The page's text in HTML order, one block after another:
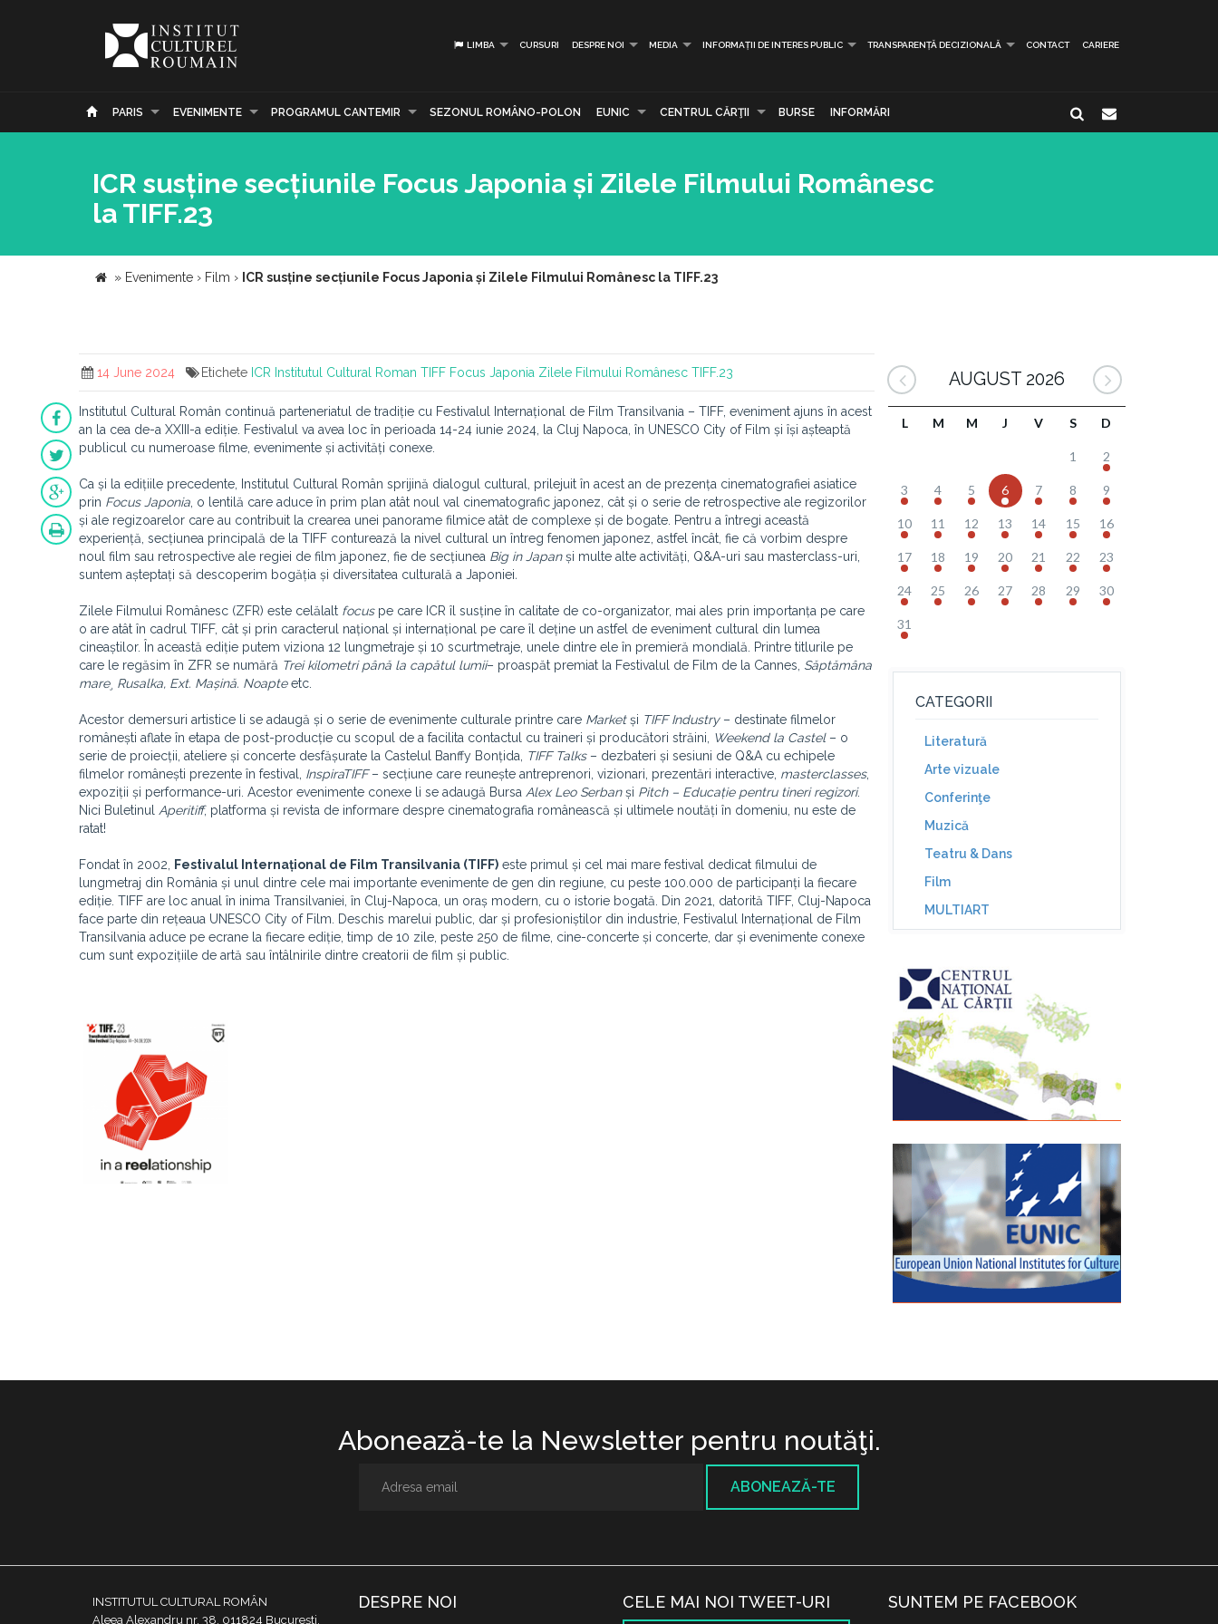
LIMBA CURSURI DESPRE NOI MEDIA INFORMAȚII DE INTERES PUBLIC TRANSPARENȚĂ DECIZIONALĂ CONTACT CARIERE
PARIS EVENIMENTE PROGRAMUL CANTEMIR SEZONUL ROMÂNO-POLON EUNIC CENTRUL CĂRŢII BURSE INFORMĂRI
ICR susține secțiunile Focus Japonia și Zilele Filmului Românesc
la TIFF.23
» Evenimente › Film › ICR susține secțiunile Focus Japonia și Zilele Filmului Românesc la TIFF.23
14 June 2024 Etichete ICR Institutul Cultural Roman TIFF Focus Japonia Zilele Filmului Românesc TIFF.23
Institutul Cultural Român continuă parteneriatul de tradiție cu Festivalul Internațional de Film Transilvania – TIFF, eveniment ajuns în acest
an la cea de-a XXIII-a ediție. Festivalul va avea loc în perioada 14-24 iunie 2024, la Cluj Napoca, în UNESCO City of Film și își așteaptă
publicul cu numeroase filme, evenimente și activități conexe.
Ca și la edițiile precedente, Institutul Cultural Român sprijină dialogul cultural, prilejuit în acest an de prezența cinematografiei asiatice
prin Focus Japonia , o lentilă care aduce în prim plan atât noul val cinematografic japonez, cât și o serie de retrospective ale regizorilor
și ale regizoarelor care au contribuit la crearea unei panorame filmice atât de complexe și de bogate. Pentru a întregi această
experiență, secțiunea principală de la TIFF conturează la nivel cultural un întreg fenomen japonez, astfel încât, fie că vorbim despre
noul film sau retrospective ale regiei de film japonez, fie de secțiunea Big in Japanși multe alte activități, Q&A-uri sau masterclass-uri,
suntem așteptați să descoperim bogăția și diversitatea culturală a Japoniei.
Zilele Filmului Românesc (ZFR) este celălalt focuspe care ICR îl susține în calitate de co-organizator, mai ales prin importanța pe care
o are atât în cadrul TIFF, cât și prin caracterul național și internațional pe care îl deține un astfel de eveniment cultural din lumea
cineaștilor. În această ediție putem viziona 12 lungmetraje și 10 scurtmetraje, unele dintre ele în premieră mondială. Printre titlurile pe
care le regăsim în ZFR se numără Trei kilometri până la capătul lumii– proaspăt premiat la Festivalul de Film de la Cannes, Săptămâna
mare¸ Rusalka, Ext. Mașină. Noapteetc.
Acestor demersuri artistice li se adaugă și o serie de evenimente culturale printre care Marketși TIFF Industry– destinate filmelor
românești aflate în etapa de post-producție cu scopul de a facilita contactul cu traineri și producători străini,
Weekend la Castel– o
serie de proiecții, ateliere și concerte desfășurate la Castelul Banffy Bonțida,
TIFF Talks– dezbateri și sesiuni de Q&A cu echipele
filmelor românești prezente în festival, InspiraTIFF– secțiune care reunește antreprenori, vizionari, prezentări interactive, masterclasses,
expoziții și performance-uri. Acestor evenimente conexe li se adaugă Bursa Alex Leo Serbanși Pitch – Educație pentru tineri regizori.
Nici Buletinul Aperitiff, platforma și revista de informare despre cinematografia românească și ultimele noutăți în domeniu, nu este de
ratat!
Fondat în 2002, Festivalul Internațional de Film Transilvania (TIFF) este primul și cel mai mare festival dedicat filmului de
lungmetraj din România și unul dintre cele mai importante evenimente de gen din regiune, cu peste 100.000 de participanți la fiecare
ediție. TIFF are loc anual în inima Transilvaniei, în Cluj-Napoca, un oraș modern, cu o istorie bogată. Din 2021, datorită TIFF, Cluj-Napoca
face parte din rețeaua UNESCO City of Film. Deschis marelui public, dar și profesioniștilor din industrie, Festivalul Internațional de Film
Transilvania aduce pe ecrane la fiecare ediție, timp de 10 zile, peste 250 de filme, cine-concerte și concerte, dar și evenimente conexe
cum sunt expozițiile de artă sau întâlnirile dintre creatorii de film și public.
AUGUST 2026
L M M J V S D
1 2
3 4 5 6 7 8 9
10 11 12 13 14 15 16
17 18 19 20 21 22 23
24 25 26 27 28 29 30
31
CATEGORII
Literatură
Arte vizuale
Conferinţe
Muzică
Teatru & Dans
Film
MULTIART
Abonează-te la Newsletter pentru noutăţi.
ABONEAZĂ-TE
INSTITUTUL CULTURAL ROMÂN
Aleea Alexandru nr. 38, 011824 București,
DESPRE NOI CELE MAI NOI TWEET-URI SUNTEM PE FACEBOOK